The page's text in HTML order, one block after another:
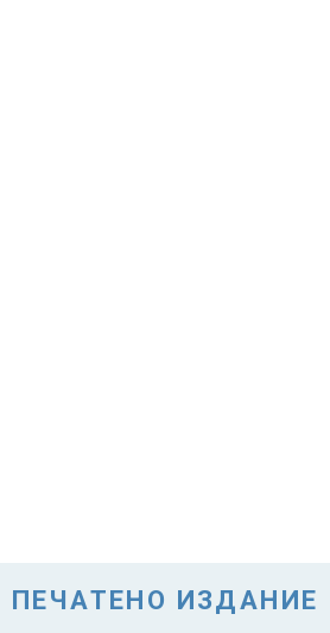
ПЕЧАТЕНО ИЗДАНИЕ